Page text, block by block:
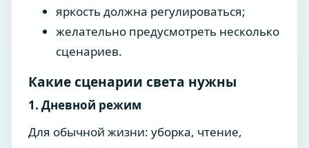
яркость должна регулироваться;
желательно предусмотреть несколько
сценариев.
Какие сценарии света нужны
1. Дневной режим
Для обычной жизни: уборка, чтение,